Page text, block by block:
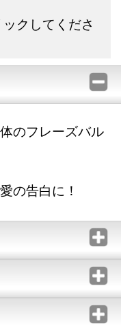
クしてくださ
のフレーズバル
の告白に！